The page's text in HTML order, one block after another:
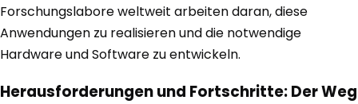
Forschungslabore weltweit arbeiten daran, diese
Anwendungen zu realisieren und die notwendige
Hardware und Software zu entwickeln.
Herausforderungen und Fortschritte: Der Weg